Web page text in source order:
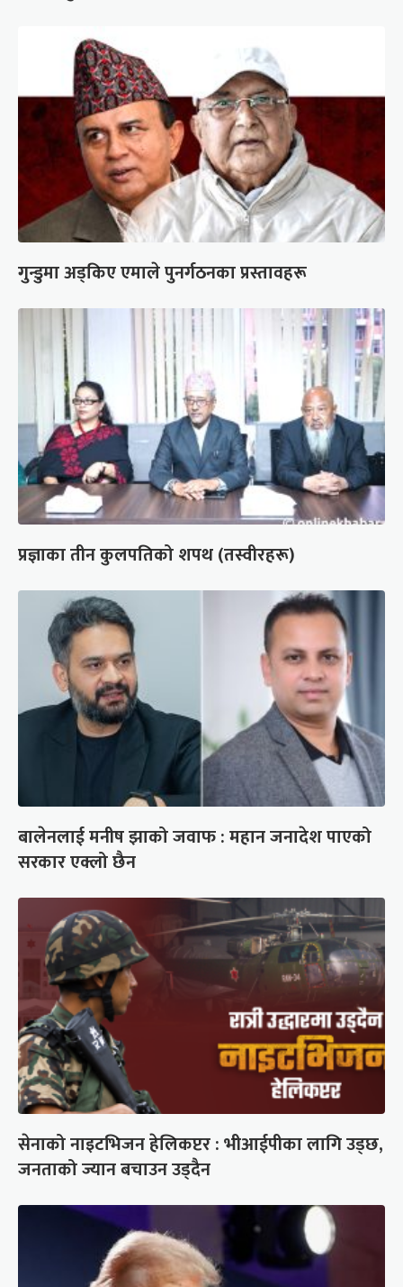
गुन्डुमा अड्किए एमाले पुनर्गठनका प्रस्तावहरू
प्रज्ञाका तीन कुलपतिको शपथ (तस्वीरहरू)
बालेनलाई मनीष झाको जवाफ : महान जनादेश पाएको
सरकार एक्लो छैन
सेनाको नाइटभिजन हेलिकप्टर : भीआईपीका लागि उड्छ,
जनताको ज्यान बचाउन उड्दैन